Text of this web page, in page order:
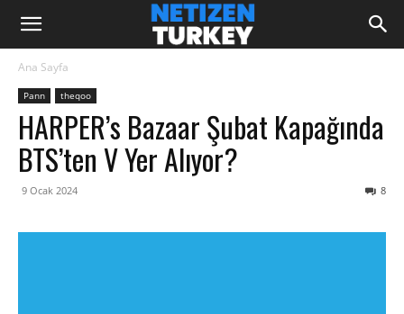
Ana Sayfa
Pann theqoo
HARPER’s Bazaar Şubat Kapağında
BTS’ten V Yer Alıyor?
9 Ocak 2024 8